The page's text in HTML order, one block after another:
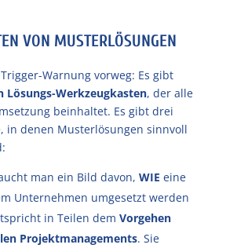
VON MUSTERLÖSUNGEN
Warnung vorweg: Es gibt
Lösungs-Werkzeugkasten, der alle
beinhaltet. Es gibt drei
in denen Musterlösungen sinnvoll
man ein Bild davon, WIE eine
Unternehmen umgesetzt werden
in Teilen dem Vorgehen
Projektmanagements. Sie